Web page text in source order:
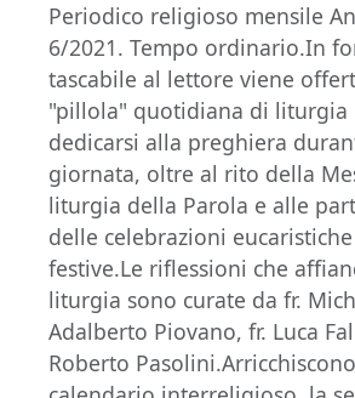
Periodico religioso mensile
6/2021. Tempo ordinario.In
tascabile al lettore viene
"pillola" quotidiana di liturgia
dedicarsi alla preghiera
giornata, oltre al rito della
liturgia della Parola e alle
delle celebrazioni
festive.Le riflessioni che
liturgia sono curate da fr.
Adalberto Piovano, fr. Luca
Roberto